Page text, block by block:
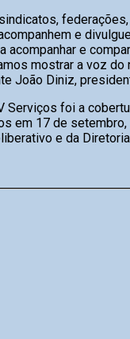
e
acompanhar e
mostrar a voz do
João Diniz,
Serviços foi a
em 17 de
e da